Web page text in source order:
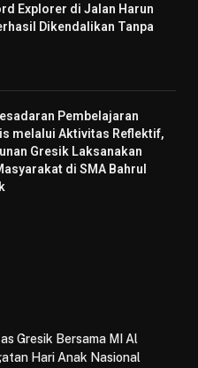
Explorer di Jalan Harun
Dikendalikan Tanpa
Pembelajaran
melalui Aktivitas Reflektif,
Gresik Laksanakan
di SMA Bahrul
Gresik Bersama MI Al
Hari Anak Nasional